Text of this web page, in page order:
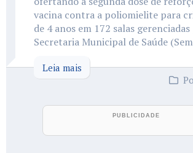
vacina contra a poliomielite para
de 4 anos em 172 salas
Secretaria Municipal de Saúde
Leia mais